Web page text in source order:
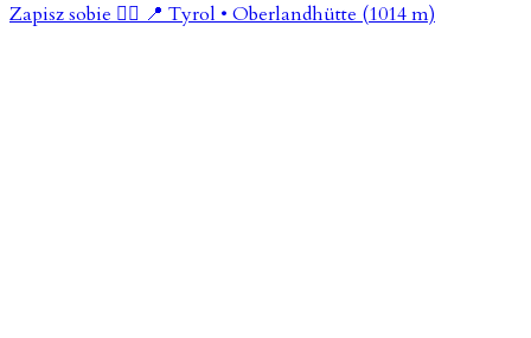
Zapisz sobie 👇🏼 📍 Tyrol • Oberlandhütte (1014 m)